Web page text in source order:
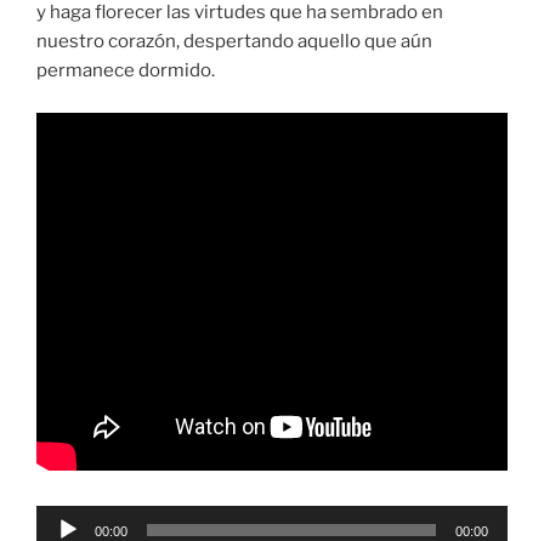
y haga florecer las virtudes que ha sembrado en
nuestro corazón, despertando aquello que aún
permanece dormido.
Reproductor
00:00 00:00